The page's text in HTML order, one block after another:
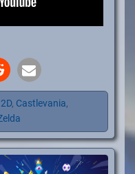
2D, Castlevania,